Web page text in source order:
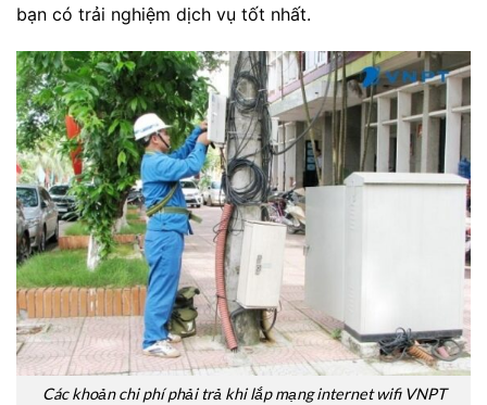
bạn có trải nghiệm dịch vụ tốt nhất.
Các khoản chi phí phải trả khi lắp mạng internet wifi VNPT